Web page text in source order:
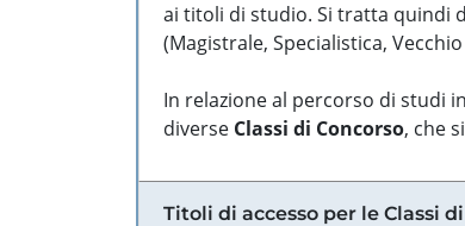
ai titoli di studio. Si tratta quindi
(Magistrale, Specialistica,
In relazione al percorso di studi
diverse Classi di Concorso, che
Titoli di accesso per le Classi